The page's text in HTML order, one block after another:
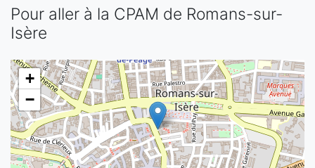
Pour aller à la CPAM de Romans-sur-
Isère
+
−